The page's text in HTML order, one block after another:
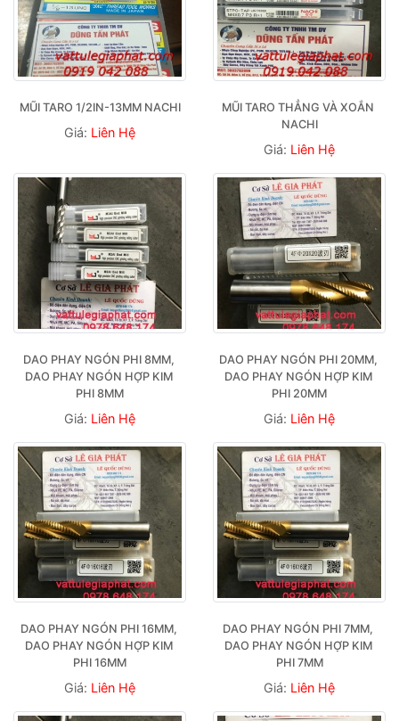
MŨI TARO 1/2IN-13MM NACHI
Giá: Liên Hệ
MŨI TARO THẲNG VÀ XOẮN
NACHI
Giá: Liên Hệ
DAO PHAY NGÓN PHI 8MM,
DAO PHAY NGÓN HỢP KIM
PHI 8MM
Giá: Liên Hệ
DAO PHAY NGÓN PHI 20MM,
DAO PHAY NGÓN HỢP KIM
PHI 20MM
Giá: Liên Hệ
DAO PHAY NGÓN PHI 16MM,
DAO PHAY NGÓN HỢP KIM
PHI 16MM
Giá: Liên Hệ
DAO PHAY NGÓN PHI 7MM,
DAO PHAY NGÓN HỢP KIM
PHI 7MM
Giá: Liên Hệ